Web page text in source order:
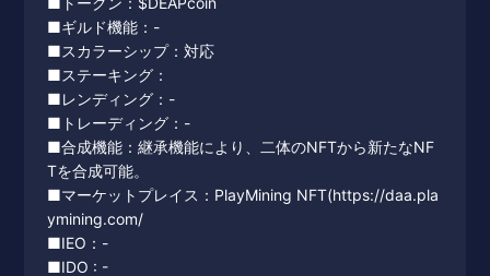
■ギルド機能：-
■スカラーシップ：対応
■ステーキング：
■レンディング：-
■トレーディング：-
■合成機能：継承機能により、二体のNFTから新たなNF
Tを合成可能。
■マーケットプレイス：PlayMining NFT(https://daa.pla
ymining.com/
■IEO：-
■IDO : -